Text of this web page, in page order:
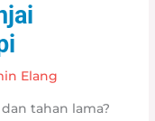
Elang
tahan lama?